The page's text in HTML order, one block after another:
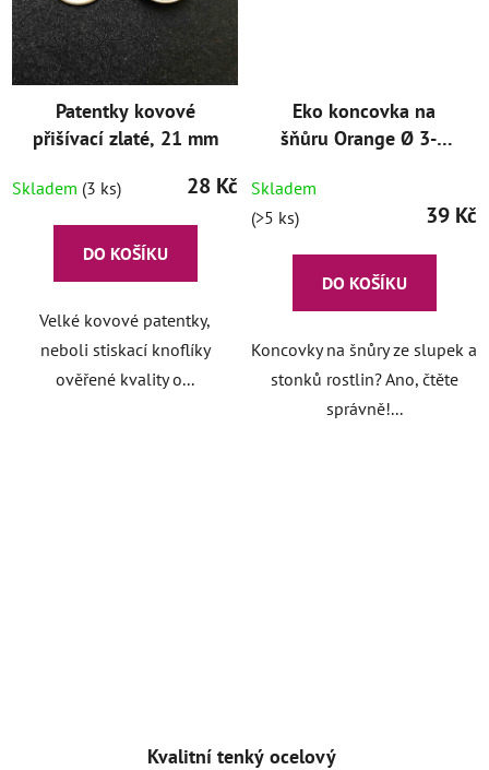
Patentky kovové
přišívací zlaté, 21 mm
Skladem (3 ks) 28 Kč
DO KOŠÍKU
Velké kovové patentky,
neboli stiskací knoflíky
ověřené kvality o...
Eko koncovka na
šňůru Orange Ø 3-5
Skladem
(>5 ks)
39 Kč
DO KOŠÍKU
Koncovky na šnůry ze slupek a
stonků rostlin? Ano, čtěte
správně!...
Kvalitní tenký ocelový